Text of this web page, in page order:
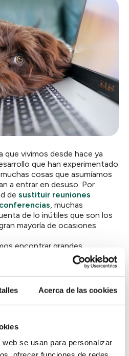
Acerca de las cookies
se usan para personalizar
que vivimos desde hace ya
que han experimentado
cosas que asumíamos
a entrar en desuso. Por
de sustituir reuniones
, muchas
de lo inútiles que son los
mayoría de ocasiones.
encontrar grandes
además ayudan al medio
haciendo falta que en una
dos coches? Puede que
un coche en verano es
evitando que se creen más
podemos también
dieta, haciéndola más